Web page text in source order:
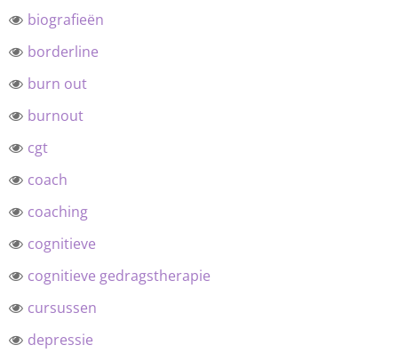
biografieën
borderline
burn out
burnout
cgt
coach
coaching
cognitieve
cognitieve gedragstherapie
cursussen
depressie